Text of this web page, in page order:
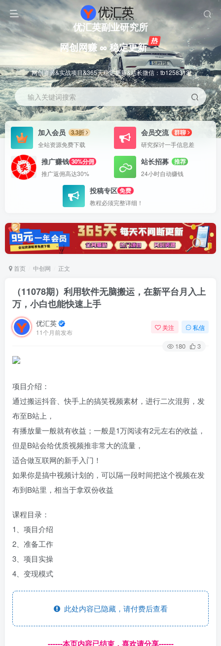
优汇英副业研究所
网创网赚 ∞ 稳定更新
网创资源&实战项目&365天稳定更新&站长微信：tb1258313
输入关键词搜索
加入会员
3.3折
全站资源免费下载
会员交流
群聊
研究探讨一手信息差
推广赚钱 30%分佣
推广返佣高达30%
站长招募
推荐
24小时自动赚钱
投稿专区 免费
教程必须完整详细！
首页 中创网 正文
（11078期）利用软件无脑搬运，在新平台月入上
万，小白也能快速上手
优汇英
11个月前发布
关注 私信
180 3
项目介绍：
通过搬运抖音、快手上的搞笑视频素材，进行二次混剪，发
布至B站上，
有播放量一般就有收益；一般是1万阅读有2元左右的收益，
但是B站会给优质视频推非常大的流量，
适合做互联网的新手入门！
如果你是搞中视频计划的，可以隔一段时间把这个视频在发
布到B站里，相当于拿双份收益
课程目录：
1、项目介绍
2、准备工作
3、项目实操
4、变现模式
此处内容已隐藏，请付费后查看
------本页内容已结束，喜欢请分享------